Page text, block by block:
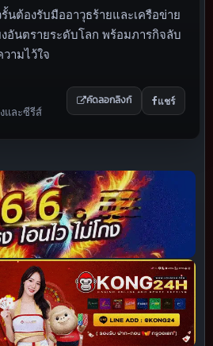
นต้องรับมืออาวุธร้ายและเครือข่าย
อันตรายระดับโลก พร้อมภารกิจลับ
ามไว้ใจ
และซีรีส์
คัดลอกลิงก์ แชร์